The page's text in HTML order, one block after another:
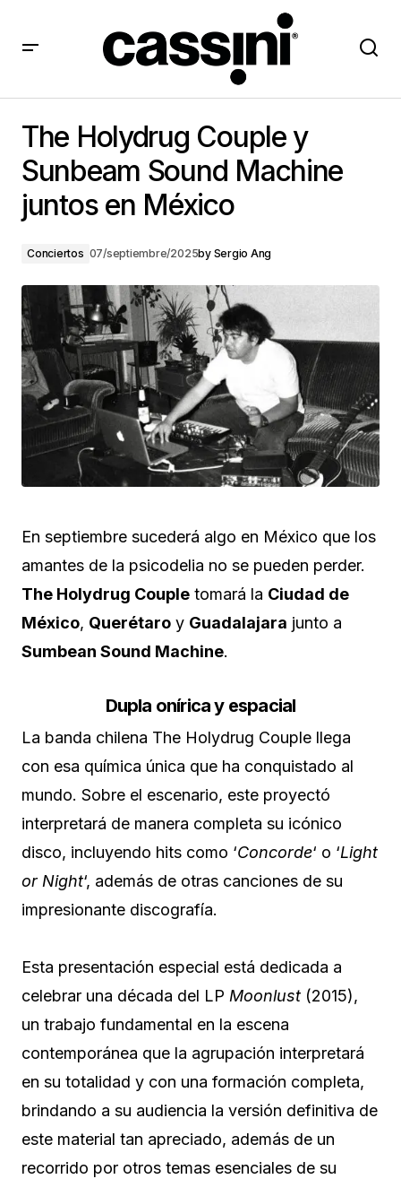
juntos en México
The Holydrug Couple y
Sunbeam Sound Machine
juntos en México
Conciertos 07/septiembre/2025by Sergio Ang
En septiembre sucederá algo en México que los
amantes de la psicodelia no se pueden perder.
The Holydrug Couple tomará la Ciudad de
México, Querétaro y Guadalajara junto a
Sumbean Sound Machine.
Dupla onírica y espacial
La banda chilena The Holydrug Couple llega
con esa química única que ha conquistado al
mundo. Sobre el escenario, este proyectó
interpretará de manera completa su icónico
disco, incluyendo hits como ‘Concorde‘ o ‘Light
or Night‘, además de otras canciones de su
impresionante discografía.
Esta presentación especial está dedicada a
celebrar una década del LP Moonlust (2015),
un trabajo fundamental en la escena
contemporánea que la agrupación interpretará
en su totalidad y con una formación completa,
brindando a su audiencia la versión definitiva de
este material tan apreciado, además de un
recorrido por otros temas esenciales de su